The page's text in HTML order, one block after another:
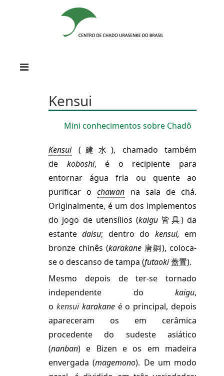
Kensui
Mini conhecimentos sobre Chadô
Kensui
(建水), chamado também
de koboshi, é o recipiente para
entornar água fria ou quente ao
purificar o chawan na sala de chá.
Originalmente, é um dos implementos
do jogo de utensílios (kaigu 皆具) da
estantedaisu; dentro do kensui, em
bronze chinês (karakane 唐銅), coloca-
se o descanso de tampa (futaoki蓋置).
Mesmo depois de ter-se tornado
independente do kaigu,
o kensui karakaneé o principal, depois
apareceram os em cerâmica
procedente do sudeste asiático
(nanban) e Bizen e os em madeira
envergada (magemono). De um modo